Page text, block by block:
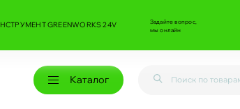
GREENWORKS 24V
Задайте вопрос,
мы онлайн
Каталог